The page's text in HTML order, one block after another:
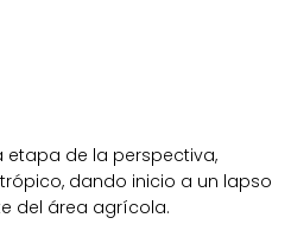
etapa de la perspectiva,
dando inicio a un lapso
del área agrícola.